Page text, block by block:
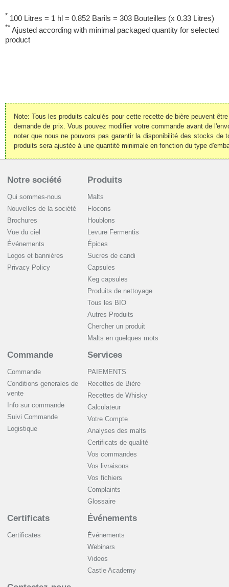
* 100 Litres = 1 hl = 0.852 Barils = 303 Bouteilles (x 0.33 Litres)
** Ajusted according with minimal packaged quantity for selected
product
Note: Tous les produits calculés pour cette recette de bière peuvent
demande de prix. Vous pouvez modifier votre commande avant de
noter que nous ne pouvons pas garantir la disponibilité des stocks de
produits sera ajustée à une quantité minimale en fonction du type
Notre société
Qui sommes-nous
Nouvelles de la société
Brochures
Vue du ciel
Événements
Logos et bannières
Privacy Policy
Produits
Malts
Flocons
Houblons
Levure Fermentis
Épices
Sucres de candi
Capsules
Keg capsules
Produits de nettoyage
Tous les BIO
Autres Produits
Chercher un produit
Malts en quelques mots
Commande
Commande
Conditions generales de
vente
Info sur commande
Suivi Commande
Logistique
Services
PAIEMENTS
Recettes de Bière
Recettes de Whisky
Сalculateur
Votre Compte
Analyses des malts
Certificats de qualité
Vos commandes
Vos livraisons
Vos fichiers
Complaints
Glossaire
Certificats
Certificates
Événements
Événements
Webinars
Videos
Castle Academy